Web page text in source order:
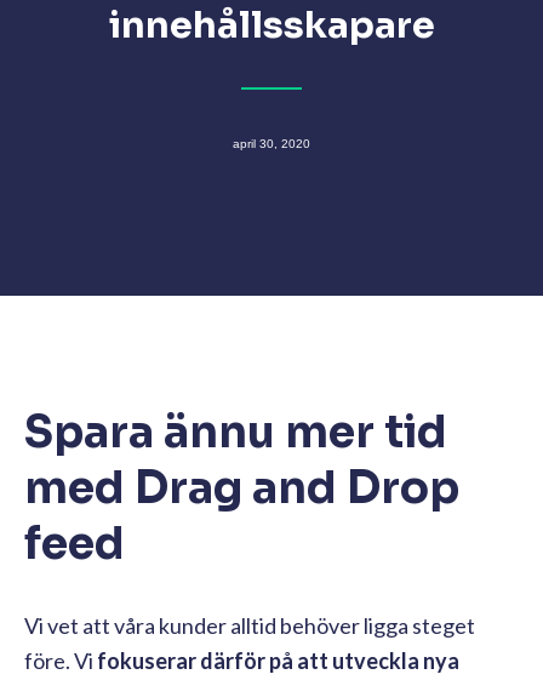
innehållsskapare
april 30, 2020
Spara ännu mer tid
med Drag and Drop
feed
Vi vet att våra kunder alltid behöver ligga steget
före. Vi fokuserar därför på att utveckla nya